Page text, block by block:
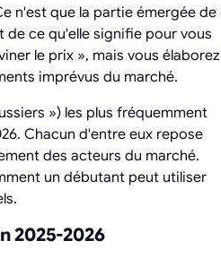
n'est que la partie émergée de
de ce qu'elle signifie pour vous
le prix », mais vous élaborez
imprévus du marché.
») les plus fréquemment
Chacun d'entre eux repose
des acteurs du marché.
un débutant peut utiliser
2025-2026